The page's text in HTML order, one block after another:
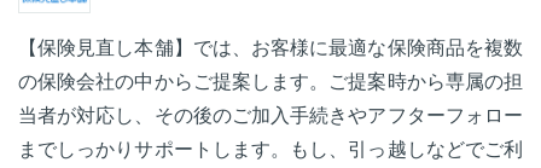
【保険見直し本舗】では、お客様に最適な保険商品を複数
の保険会社の中からご提案します。ご提案時から専属の担
当者が対応し、その後のご加入手続きやアフターフォロー
までしっかりサポートします。もし、引っ越しなどでご利